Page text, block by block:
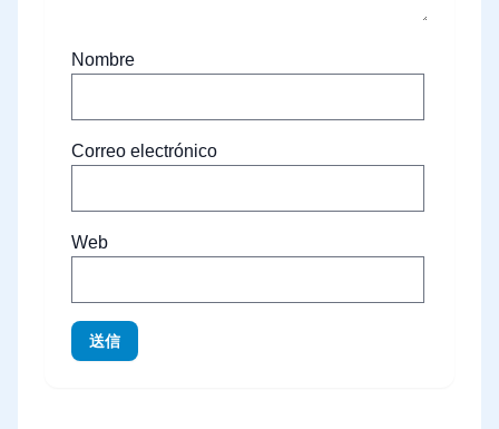
Nombre
Correo electrónico
Web
送信